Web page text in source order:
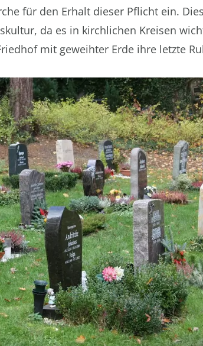
für den Erhalt dieser Pflicht ein.
da es in kirchlichen Kreisen
mit geweihter Erde ihre letzte